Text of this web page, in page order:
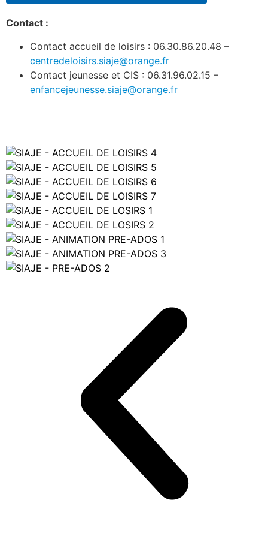
Contact :
Contact accueil de loisirs : 06.30.86.20.48 –
centredeloisirs.siaje@orange.fr
Contact jeunesse et CIS : 06.31.96.02.15 –
enfancejeunesse.siaje@orange.fr